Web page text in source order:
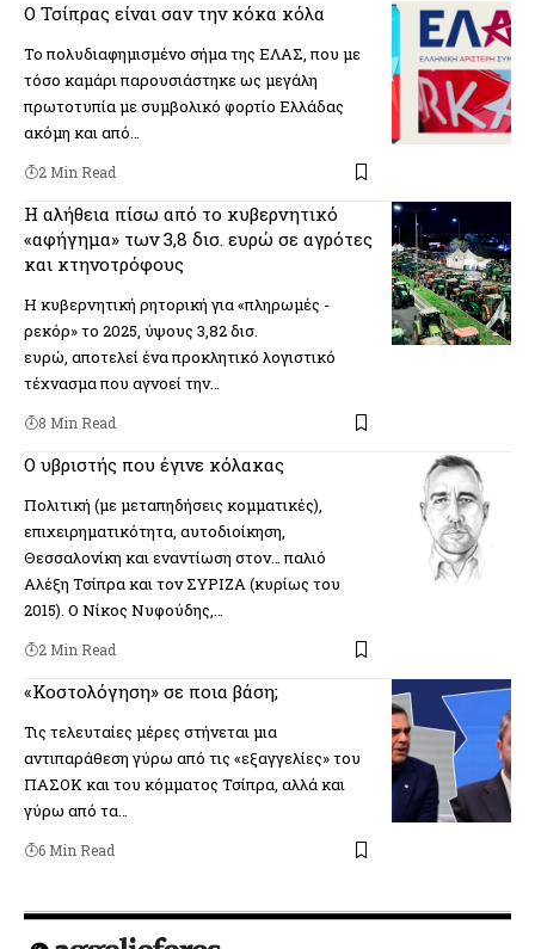
Ο Τσίπρας είναι σαν την κόκα κόλα
Το πολυδιαφημισμένο σήμα της ΕΛΑΣ, που με
τόσο καμάρι παρουσιάστηκε ως μεγάλη
πρωτοτυπία με συμβολικό φορτίο Ελλάδας
ακόμη και από…
2 Min Read
Η αλήθεια πίσω από το κυβερνητικό
«αφήγημα» των 3,8 δισ. ευρώ σε αγρότες
και κτηνοτρόφους
Η κυβερνητική ρητορική για «πληρωμές -
ρεκόρ» το 2025, ύψους 3,82 δισ.
ευρώ, αποτελεί ένα προκλητικό λογιστικό
τέχνασμα που αγνοεί την…
8 Min Read
Ο υβριστής που έγινε κόλακας
Πολιτική (µε µεταπηδήσεις κοµµατικές),
επιχειρηµατικότητα, αυτοδιοίκηση,
Θεσσαλονίκη και εναντίωση στον… παλιό
Αλέξη Τσίπρα και τον ΣΥΡΙΖΑ (κυρίως του
2015). Ο Νίκος Νυφούδης,…
2 Min Read
«Κοστολόγηση» σε ποια βάση;
Τις τελευταίες μέρες στήνεται μια
αντιπαράθεση γύρω από τις «εξαγγελίες» του
ΠΑΣΟΚ και του κόμματος Τσίπρα, αλλά και
γύρω από τα…
6 Min Read